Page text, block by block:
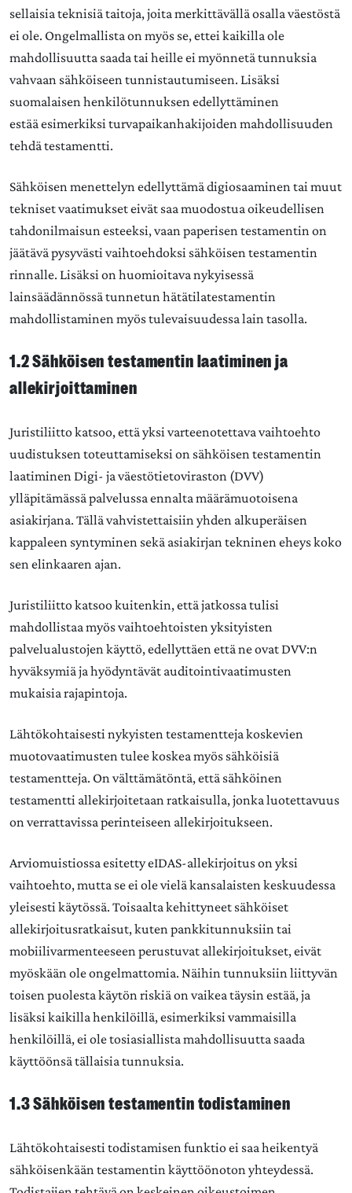
sellaisia teknisiä taitoja, joita merkittävällä osalla väestöstä
ei ole. Ongelmallista on myös se, ettei kaikilla ole
mahdollisuutta saada tai heille ei myönnetä tunnuksia
vahvaan sähköiseen tunnistautumiseen. Lisäksi
suomalaisen henkilötunnuksen edellyttäminen
estää esimerkiksi turvapaikanhakijoiden mahdollisuuden
tehdä testamentti.
Sähköisen menettelyn edellyttämä digiosaaminen tai muut
tekniset vaatimukset eivät saa muodostua oikeudellisen
tahdonilmaisun esteeksi, vaan paperisen testamentin on
jäätävä pysyvästi vaihtoehdoksi sähköisen testamentin
rinnalle. Lisäksi on huomioitava nykyisessä
lainsäädännössä tunnetun hätätilatestamentin
mahdollistaminen myös tulevaisuudessa lain tasolla.
1.2 Sähköisen testamentin laatiminen ja
allekirjoittaminen
Juristiliitto katsoo, että yksi varteenotettava vaihtoehto
uudistuksen toteuttamiseksi on sähköisen testamentin
laatiminen Digi- ja väestötietoviraston (DVV)
ylläpitämässä palvelussa ennalta määrämuotoisena
asiakirjana. Tällä vahvistettaisiin yhden alkuperäisen
kappaleen syntyminen sekä asiakirjan tekninen eheys koko
sen elinkaaren ajan.
Juristiliitto katsoo kuitenkin, että jatkossa tulisi
mahdollistaa myös vaihtoehtoisten yksityisten
palvelualustojen käyttö, edellyttäen että ne ovat DVV:n
hyväksymiä ja hyödyntävät auditointivaatimusten
mukaisia rajapintoja.
Lähtökohtaisesti nykyisten testamentteja koskevien
muotovaatimusten tulee koskea myös sähköisiä
testamentteja. On välttämätöntä, että sähköinen
testamentti allekirjoitetaan ratkaisulla, jonka luotettavuus
on verrattavissa perinteiseen allekirjoitukseen.
Arviomuistiossa esitetty eIDAS-allekirjoitus on yksi
vaihtoehto, mutta se ei ole vielä kansalaisten keskuudessa
yleisesti käytössä. Toisaalta kehittyneet sähköiset
allekirjoitusratkaisut, kuten pankkitunnuksiin tai
mobiilivarmenteeseen perustuvat allekirjoitukset, eivät
myöskään ole ongelmattomia. Näihin tunnuksiin liittyvän
toisen puolesta käytön riskiä on vaikea täysin estää, ja
lisäksi kaikilla henkilöillä, esimerkiksi vammaisilla
henkilöillä, ei ole tosiasiallista mahdollisuutta saada
käyttöönsä tällaisia tunnuksia.
1.3 Sähköisen testamentin todistaminen
Lähtökohtaisesti todistamisen funktio ei saa heikentyä
sähköisenkään testamentin käyttöönoton yhteydessä.